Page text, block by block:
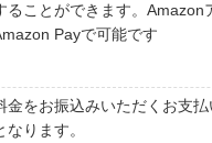
ることができます。Amazon
Payで可能です
金をお振込みいただくお支
ります。